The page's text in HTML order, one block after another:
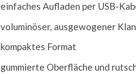
einfaches Aufladen per USB-
voluminöser, ausgewogener
kompaktes Format
gummierte Oberfläche und